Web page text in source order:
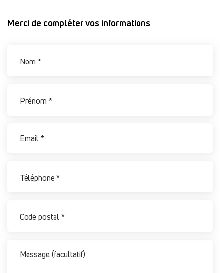
Merci de compléter vos informations